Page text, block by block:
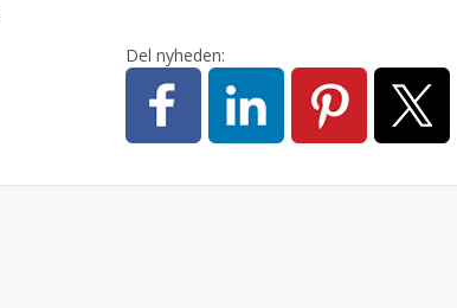
Del nyheden: